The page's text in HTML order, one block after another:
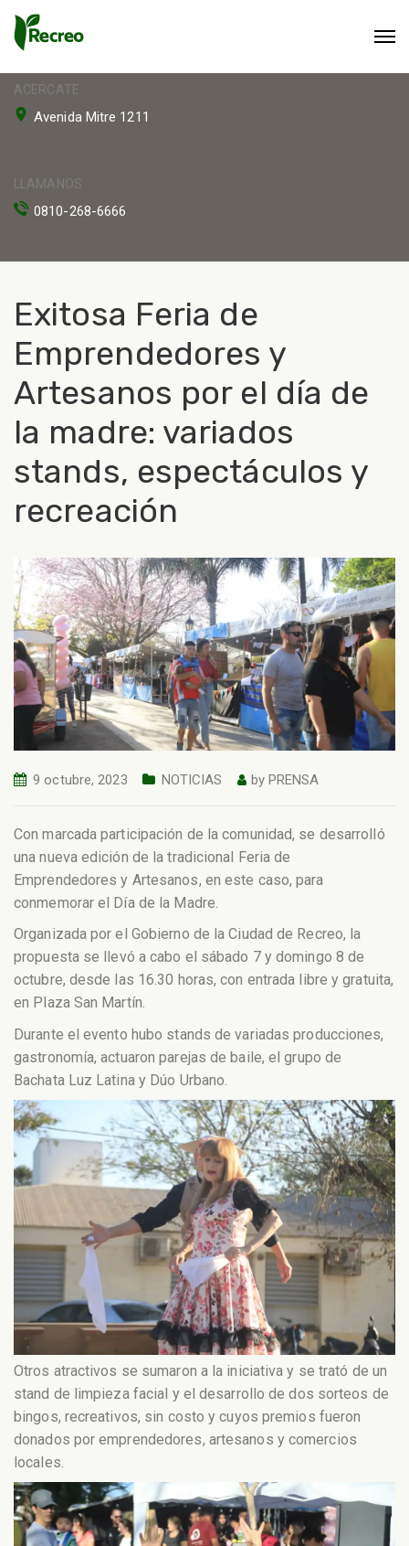
ACERCATE
Avenida Mitre 1211
LLAMANOS
0810-268-6666
Exitosa Feria de
Emprendedores y
Artesanos por el día de
la madre: variados
stands, espectáculos y
recreación
9 octubre, 2023 NOTICIAS by PRENSA
Con marcada participación de la comunidad, se desarrolló
una nueva edición de la tradicional Feria de
Emprendedores y Artesanos, en este caso, para
conmemorar el Día de la Madre.
Organizada por el Gobierno de la Ciudad de Recreo, la
propuesta se llevó a cabo el sábado 7 y domingo 8 de
octubre, desde las 16.30 horas, con entrada libre y gratuita,
en Plaza San Martín.
Durante el evento hubo stands de variadas producciones,
gastronomía, actuaron parejas de baile, el grupo de
Bachata Luz Latina y Dúo Urbano.
Otros atractivos se sumaron a la iniciativa y se trató de un
stand de limpieza facial y el desarrollo de dos sorteos de
bingos, recreativos, sin costo y cuyos premios fueron
donados por emprendedores, artesanos y comercios
locales.